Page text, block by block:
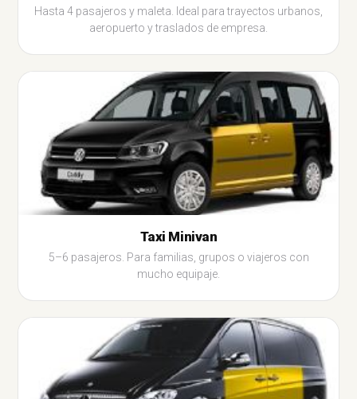
Hasta 4 pasajeros y maleta. Ideal para trayectos urbanos,
aeropuerto y traslados de empresa.
Taxi Minivan
5–6 pasajeros. Para familias, grupos o viajeros con
mucho equipaje.